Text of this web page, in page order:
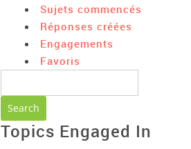
Sujets commencés
Réponses créées
Engagements
Favoris
Topics Engaged In